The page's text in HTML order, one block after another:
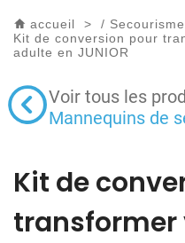
accueil > / Secourisme
Kit de conversion pour
adulte en JUNIOR
Voir tous les
Mannequins de
Kit de
transformer